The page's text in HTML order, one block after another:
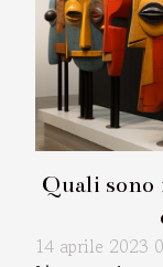
Quali sono
14 aprile 2023